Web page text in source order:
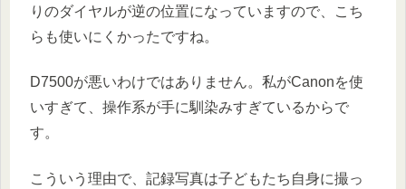
りのダイヤルが逆の位置になっていますので、こち
らも使いにくかったですね。
D7500が悪いわけではありません。私がCanonを使
いすぎて、操作系が手に馴染みすぎているからで
す。
こういう理由で、記録写真は子どもたち自身に撮っ